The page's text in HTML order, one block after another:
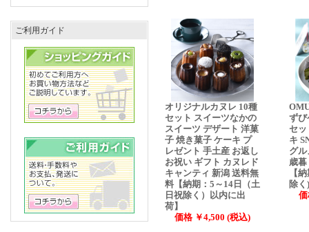
ご利用ガイド
オリジナルカヌレ 10種
セット スイーツなかの
スイーツ デザート 洋菓
子 焼き菓子 ケーキ プ
レゼント 手土産 お返し
お祝い ギフト カヌレド
キャンティ 新潟 送料無
料【納期：5～14日（土
日祝除く）以内に出
荷】
価格 ￥4,500 (税込)
ずび
セ
キ
グ
歳
【
除
価